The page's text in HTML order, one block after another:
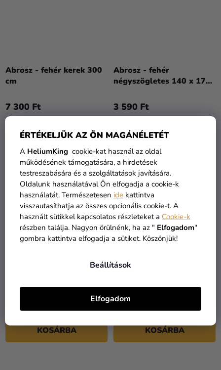
ÉRTÉKELJÜK AZ ÖN MAGÁNÉLETÉT
A HeliumKing cookie-kat használ az oldal
működésének támogatására, a hirdetések
testreszabására és a szolgáltatások javítására.
Oldalunk használatával Ön elfogadja a cookie-k
használatát. Természetesen ide kattintva
visszautasíthatja az összes opcionális cookie-t. A
használt sütikkel kapcsolatos részleteket a Cookie-k
részben találja. Nagyon örülnénk, ha az " Elfogadom"
gombra kattintva elfogadja a sütiket. Köszönjük!
Beállítások
Elfogadom
Abrosz - fehér kerek 300
cm
7 300 Ft
KOSÁRBA
Abrosz - fehér
négyszögletes 140 x 170
3 590 Ft
KOSÁRBA
4 720 Ft
KOSÁRBA
Abrosz - Gyönyörű lovak
KOSÁRBA